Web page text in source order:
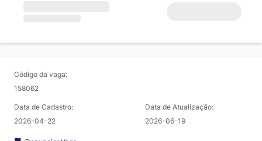
Código da vaga:
158062
Data de Cadastro:
2026-04-22
Data de Atualização:
2026-06-19